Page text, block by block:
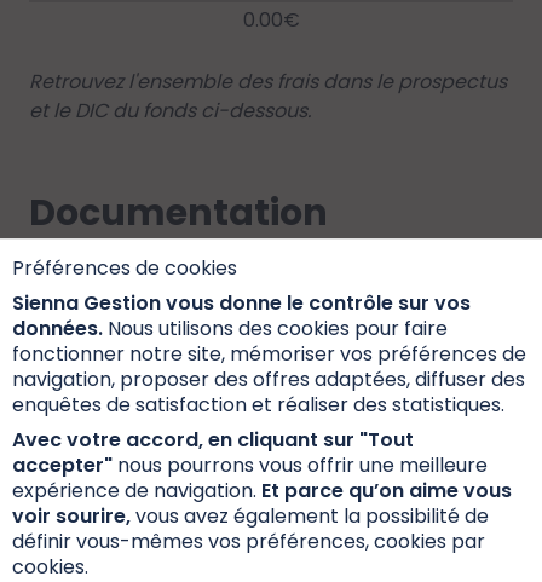
Préférences de cookies
Sienna Gestion vous donne le contrôle sur vos
données. Nous utilisons des cookies pour faire
fonctionner notre site, mémoriser vos préférences de
navigation, proposer des offres adaptées, diffuser des
enquêtes de satisfaction et réaliser des statistiques.
Avec votre accord, en cliquant sur "Tout
accepter" nous pourrons vous offrir une meilleure
expérience de navigation. Et parce qu’on aime vous
voir sourire,vous avez également la possibilité de
définir vous-mêmes vos préférences, cookies par
cookies.
0.00€
Retrouvez l'ensemble des frais dans le prospectus
et le DIC du fonds ci-dessous.
Documentation
Les investisseurs qui envisagent de souscrire
doivent préalablement lire attentivement le
prospectus mentionnant les caractéristiques, les
risques et les frais. Le prospectus, le DIC PRIIPs et
les fiches fonds sont disponibles ci-dessous.
Documents d'information